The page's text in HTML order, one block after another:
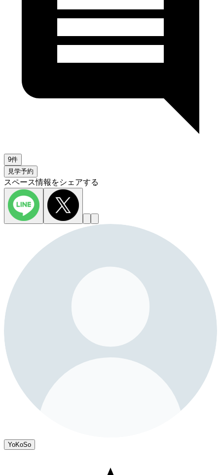
9件
見学予約
スペース情報をシェアする
YoKoSo